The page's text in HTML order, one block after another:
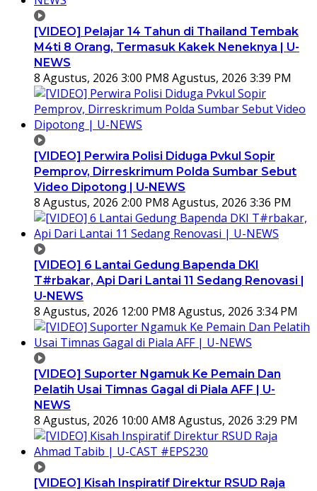
[VIDEO] Pelajar 14 Tahun di Thailand Tembak
M4ti 8 Orang, Termasuk Kakek Neneknya | U-
NEWS
8 Agustus, 2026 3:00 PM8 Agustus, 2026 3:39 PM
[VIDEO] Perwira Polisi Diduga Pvkul Sopir
Pemprov, Dirreskrimum Polda Sumbar Sebut
Video Dipotong | U-NEWS
8 Agustus, 2026 2:00 PM8 Agustus, 2026 3:36 PM
[VIDEO] 6 Lantai Gedung Bapenda DKI
T#rbakar, Api Dari Lantai 11 Sedang Renovasi |
U-NEWS
8 Agustus, 2026 12:00 PM8 Agustus, 2026 3:34 PM
[VIDEO] Suporter Ngamuk Ke Pemain Dan
Pelatih Usai Timnas Gagal di Piala AFF | U-
NEWS
8 Agustus, 2026 10:00 AM8 Agustus, 2026 3:29 PM
[VIDEO] Kisah Inspiratif Direktur RSUD Raja